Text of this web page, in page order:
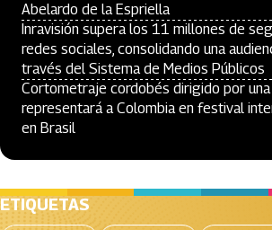
Abelardo de la Espriella
Inravisión supera los 11 millones de
redes sociales, consolidando una
través del Sistema de Medios Públicos
Cortometraje cordobés dirigido por
representará a Colombia en festival
en Brasil
ETIQUETAS